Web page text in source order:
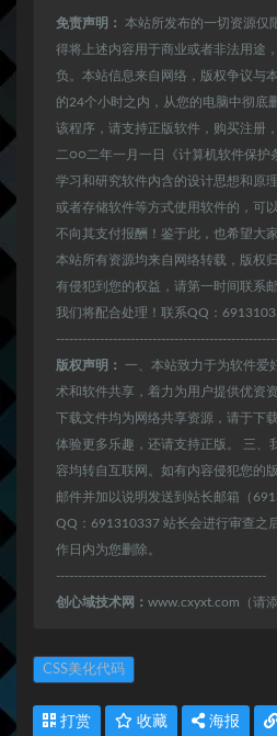
免责声明：
本站所发布的一切资源仅
得将上述内容用于商业或者非法用途
负。本站信息来自网络，版权争议与
的24个小时之内，从您的电脑中彻底
该程序，请支持正版软件，购买注册
二○○二年一月一日《计算机软件保护
学习和研究软件内含的设计思想和原
或者存储软件等方式使用软件的，可
不向其支付报酬！鉴于此，也希望大
本站所有资源均来自网络转载，版权
有侵犯到您的权益，请第一时间联系
我们将配合处理！联系QQ：
版权声明：
一、本站致力于为软件爱
术和软件共享，着力为用户提供优资
下载文件均为网络共享资源，请于下
体验更多乐趣，还请支持正版。 三、
容均转自互联网。如有内容侵犯您的
邮件并加以说明发送到站长邮箱（
QQ：691310337 站长会进行审查之
作日内为您删除。
------------------------------------------------
创心域技术网： www.cxyxt.com（请
CSS美化代码
打赏 收藏 海报